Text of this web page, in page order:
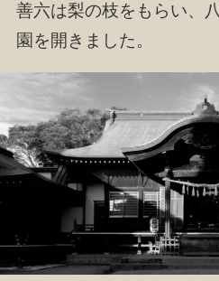
善六は梨の枝をもらい、
園を開きました。